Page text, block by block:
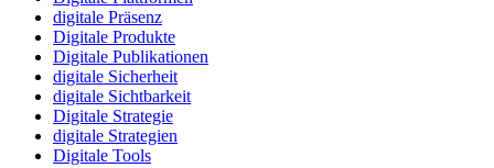
digitale Präsenz
Digitale Produkte
Digitale Publikationen
digitale Sicherheit
digitale Sichtbarkeit
Digitale Strategie
digitale Strategien
Digitale Tools